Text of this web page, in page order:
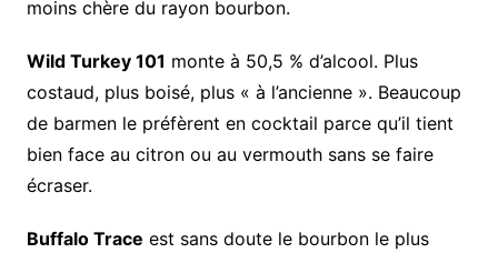
moins chère du rayon bourbon.
Wild Turkey 101 monte à 50,5 % d’alcool. Plus
costaud, plus boisé, plus « à l’ancienne ». Beaucoup
de barmen le préfèrent en cocktail parce qu’il tient
bien face au citron ou au vermouth sans se faire
écraser.
Buffalo Trace est sans doute le bourbon le plus